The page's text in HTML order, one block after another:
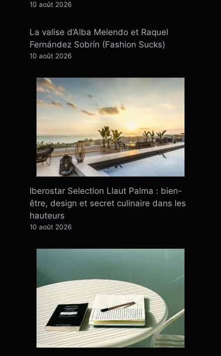
10 août 2026
La valise d’Alba Melendo et Raquel
Fernández Sobrín (Fashion Sucks)
10 août 2026
Iberostar Selection Llaut Palma : bien-
être, design et secret culinaire dans les
hauteurs
10 août 2026